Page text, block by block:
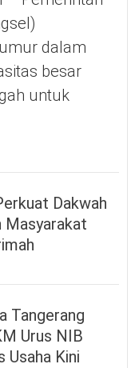
dalam
besar
untuk
Dakwah
Masyarakat
Tangerang
Urus NIB
Usaha Kini